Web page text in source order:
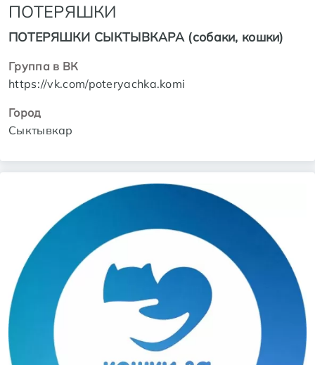
ПОТЕРЯШКИ
ПОТЕРЯШКИ СЫКТЫВКАРА (собаки, кошки)
Группа в ВК
https://vk.com/poteryachka.komi
Город
Сыктывкар